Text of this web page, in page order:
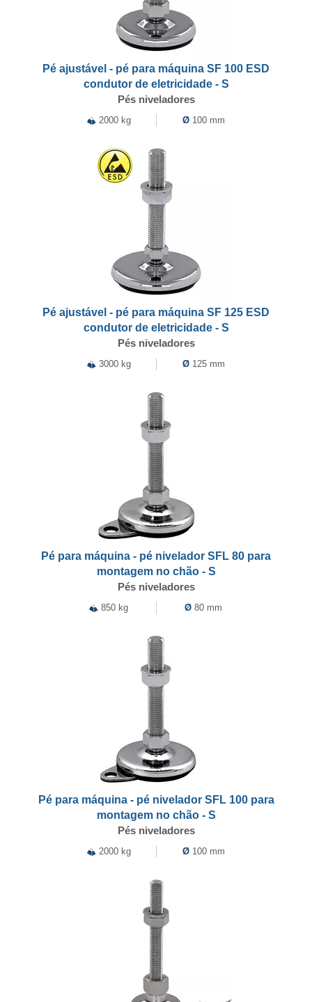
Pé ajustável - pé para máquina SF 100 ESD
condutor de eletricidade - S
Pés niveladores
2000 kg Ø 100 mm
Pé ajustável - pé para máquina SF 125 ESD
condutor de eletricidade - S
Pés niveladores
3000 kg Ø 125 mm
Pé para máquina - pé nivelador SFL 80 para
montagem no chão - S
Pés niveladores
850 kg Ø 80 mm
Pé para máquina - pé nivelador SFL 100 para
montagem no chão - S
Pés niveladores
2000 kg Ø 100 mm